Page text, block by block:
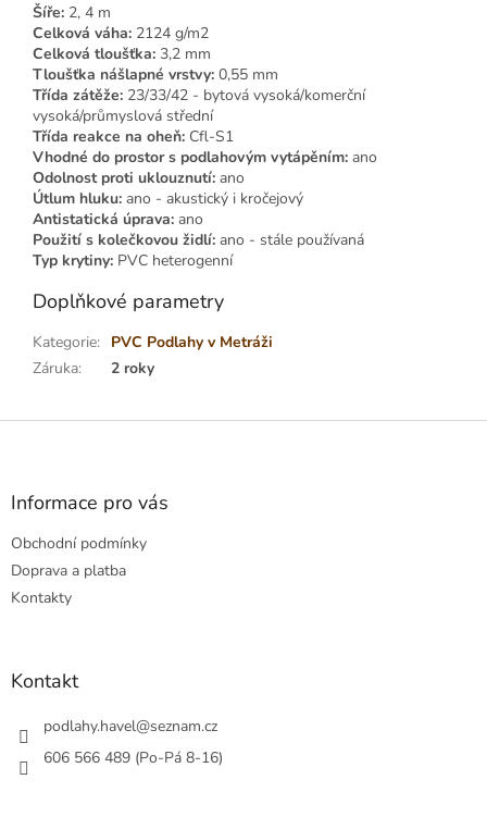
Šíře: 2, 4 m
Celková váha: 2124 g/m2
Celková tloušťka: 3,2 mm
Tloušťka nášlapné vrstvy: 0,55 mm
Třída zátěže: 23/33/42 - bytová vysoká/komerční
vysoká/průmyslová střední
Třída reakce na oheň: Cfl-S1
Vhodné do prostor s podlahovým vytápěním: ano
Odolnost proti uklouznutí: ano
Útlum hluku: ano - akustický i kročejový
Antistatická úprava: ano
Použití s kolečkovou židlí: ano - stále používaná
Typ krytiny: PVC heterogenní
Doplňkové parametry
Kategorie: PVC Podlahy v Metráži
Záruka: 2 roky
Z
Informace pro vás
Obchodní podmínky
Doprava a platba
Kontakty
Kontakt
podlahy.havel@seznam.cz
606 566 489 (Po-Pá 8-16)